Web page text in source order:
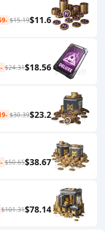
$11.6
$15.19
-$3.59
$18.56
$24.31
-$5.75
$23.2
$30.39
-$7.19
$38.67
$50.65
-$11.98
$78.14
$101.31